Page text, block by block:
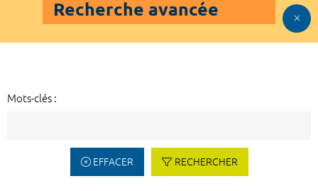
Recherche avancée
Mots-clés :
EFFACER RECHERCHER